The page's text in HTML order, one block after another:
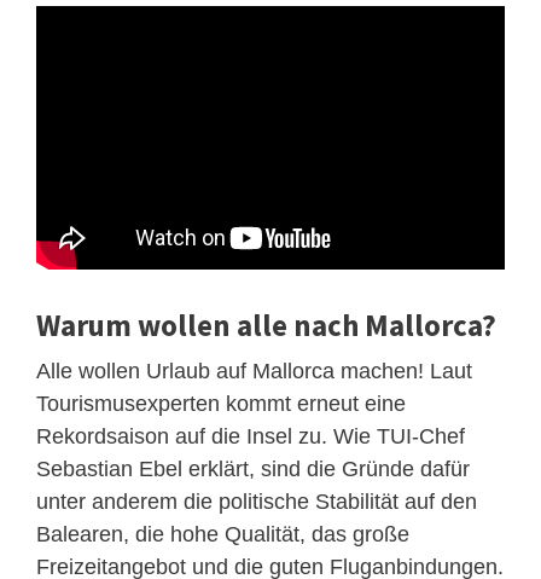
Warum wollen alle nach Mallorca?
Alle wollen Urlaub auf Mallorca machen! Laut
Tourismusexperten kommt erneut eine
Rekordsaison auf die Insel zu. Wie TUI-Chef
Sebastian Ebel erklärt, sind die Gründe dafür
unter anderem die politische Stabilität auf den
Balearen, die hohe Qualität, das große
Freizeitangebot und die guten Fluganbindungen.